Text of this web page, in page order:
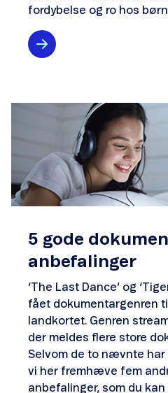
fordybelse og ro hos
5 gode
anbefalinger
‘The Last Dance’ og
fået dokumentargenren
landkortet. Genren
der meldes flere store
Selvom de to nævnte har
vi her fremhæve fem
anbefalinger, som du kan